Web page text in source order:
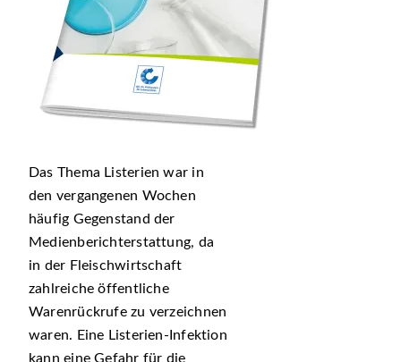
Das Thema Listerien war in
den vergangenen Wochen
häufig Gegenstand der
Medienberichterstattung, da
in der Fleischwirtschaft
zahlreiche öffentliche
Warenrückrufe zu verzeichnen
waren. Eine Listerien-Infektion
kann eine Gefahr für die